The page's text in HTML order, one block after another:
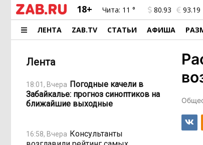
18+ Чита: 11 ° 80.93 93.19
ЛЕНТА ZAB.TV СТАТЬИ АФИША
Лента
18:01, Вчера Погодные качели в
Забайкалье: прогноз синоптиков на
ближайшие выходные
16:58, Вчера Консультанты